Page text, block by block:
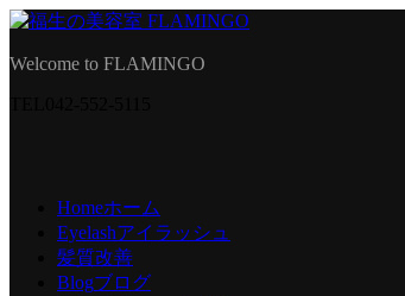
Welcome to FLAMINGO
Homeホーム
Eyelashアイラッシュ
髪質改善
Blogブログ